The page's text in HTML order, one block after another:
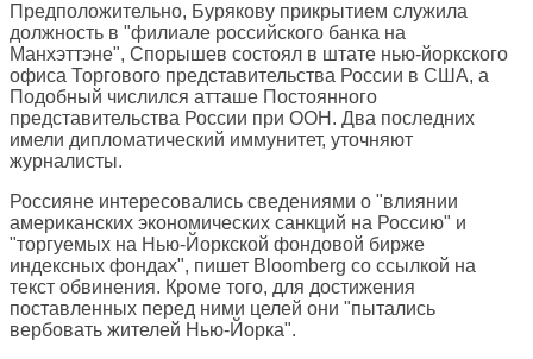
Предположительно, Бурякову прикрытием служила
должность в "филиале российского банка на
Манхэттэне", Спорышев состоял в штате нью-йоркского
офиса Торгового представительства России в США, а
Подобный числился атташе Постоянного
представительства России при ООН. Два последних
имели дипломатический иммунитет, уточняют
журналисты.
Россияне интересовались сведениями о "влиянии
американских экономических санкций на Россию" и
"торгуемых на Нью-Йоркской фондовой бирже
индексных фондах", пишет Bloomberg со ссылкой на
текст обвинения. Кроме того, для достижения
поставленных перед ними целей они "пытались
вербовать жителей Нью-Йорка".